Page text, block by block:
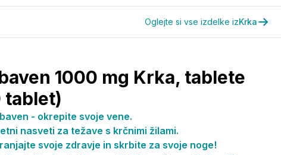
Oglejte si vse izdelke izKrka
1000 mg Krka, tablete
tablet)
- okrepite svoje vene.
nasveti za težave s krčnimi žilami.
svoje zdravje in skrbite za svoje noge!